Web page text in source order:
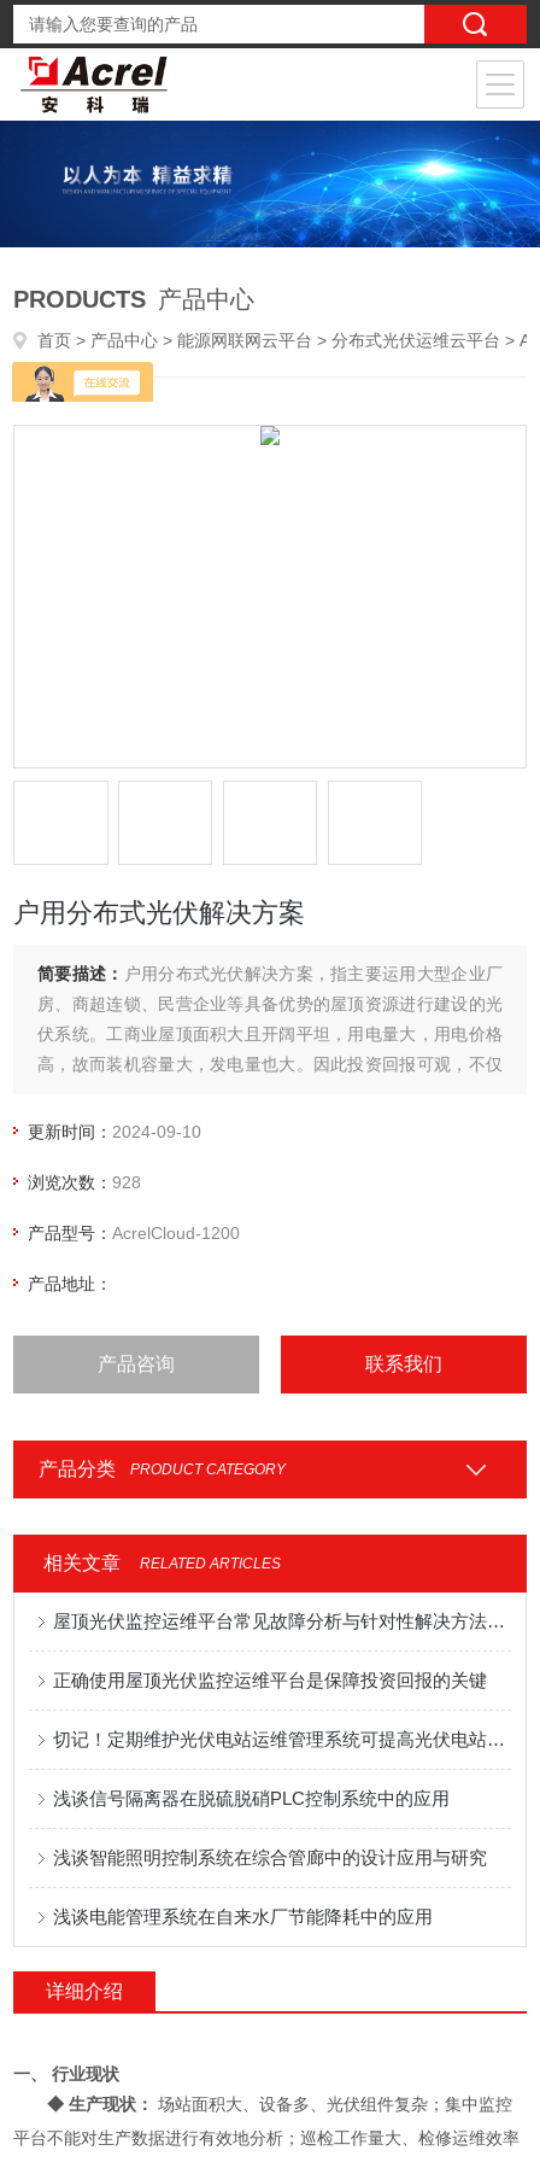
PRODUCTS 产品中心
首页 > 产品中心 >能源网联网云平台 >分布式光伏运维云平台 > AcrelCloud-1200户用分布式光伏解决方案
户用分布式光伏解决方案
简要描述： 户用分布式光伏解决方案，指主要运用大型企业厂
房、商超连锁、民营企业等具备优势的屋顶资源进行建设的光
伏系统。工商业屋顶面积大且开阔平坦，用电量大，用电价格
高，故而装机容量大，发电量也大。因此投资回报可观，不仅
电负担，而且起到了节能减排、绿色环保的效果。
更新时间： 2024-09-10
浏览次数：928
产品型号：AcrelCloud-1200
产品地址：
产品咨询 联系我们
产品分类 PRODUCT CATEGORY
相关文章 RELATED ARTICLES
屋顶光伏监控运维平台常见故障分析与针对性解决方法分享
正确使用屋顶光伏监控运维平台是保障投资回报的关键
切记！定期维护光伏电站运维管理系统可提高光伏电站的经济效益
浅谈信号隔离器在脱硫脱硝PLC控制系统中的应用
浅谈智能照明控制系统在综合管廊中的设计应用与研究
浅谈电能管理系统在自来水厂节能降耗中的应用
详细介绍
一、 行业现状
◆ 生产现状：场站面积大、设备多、光伏组件复杂；集中监控
平台不能对生产数据进行有效地分析；巡检工作量大、检修运维效率